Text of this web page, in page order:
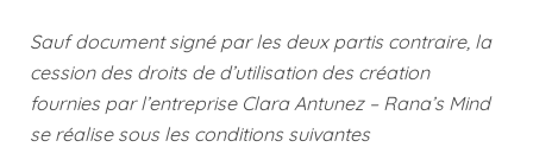
Sauf document signé par les deux partis contraire, la
cession des droits de d’utilisation des création
fournies par l’entreprise Clara Antunez – Rana’s Mind
se réalise sous les conditions suivantes